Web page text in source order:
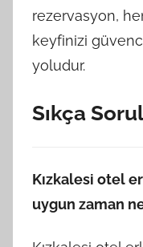
rezervasyon,
keyfinizi
yoludur.
Sıkça
Kızkalesi otel
uygun zaman